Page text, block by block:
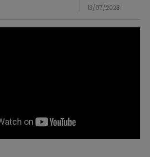
13/07/2023